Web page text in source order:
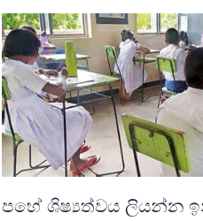
පහේ ශිෂ්‍යත්වය ලියන්න